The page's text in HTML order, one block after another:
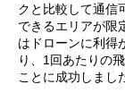
クと比較して通信
できるエリアが限
はドローンに利得
り、1回あたりの
ことに成功しまし